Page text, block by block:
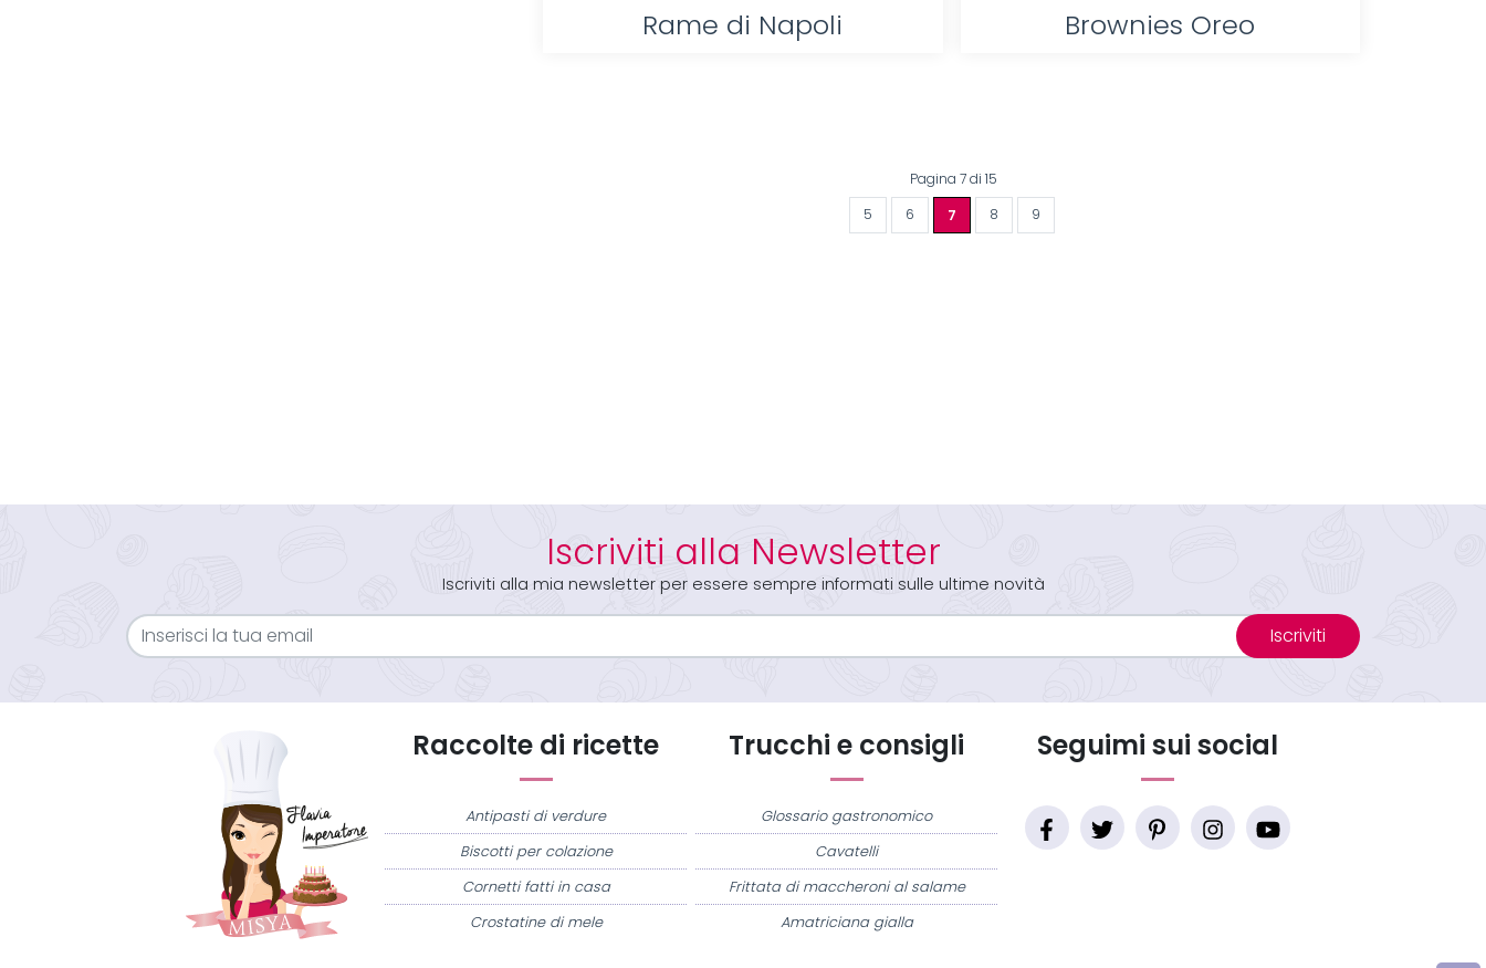
Rame di Napoli Brownies Oreo
Pagina 7 di 15
5 6 7 8 9
Iscriviti alla Newsletter
Iscriviti alla mia newsletter per essere sempre informati sulle ultime novità
Iscriviti
Raccolte di ricette
Antipasti di verdure
Biscotti per colazione
Cornetti fatti in casa
Crostatine di mele
Trucchi e consigli
Glossario gastronomico
Cavatelli
Frittata di maccheroni al salame
Amatriciana gialla
Seguimi sui social